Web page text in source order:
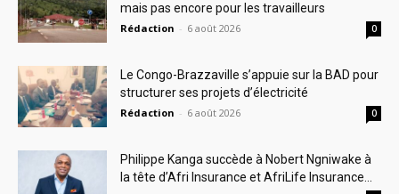
mais pas encore pour les travailleurs
Rédaction - 6 août 2026 0
Le Congo-Brazzaville s’appuie sur la BAD pour
structurer ses projets d’électricité
Rédaction - 6 août 2026 0
Philippe Kanga succède à Nobert Ngniwake à
la tête d’Afri Insurance et AfriLife Insurance...